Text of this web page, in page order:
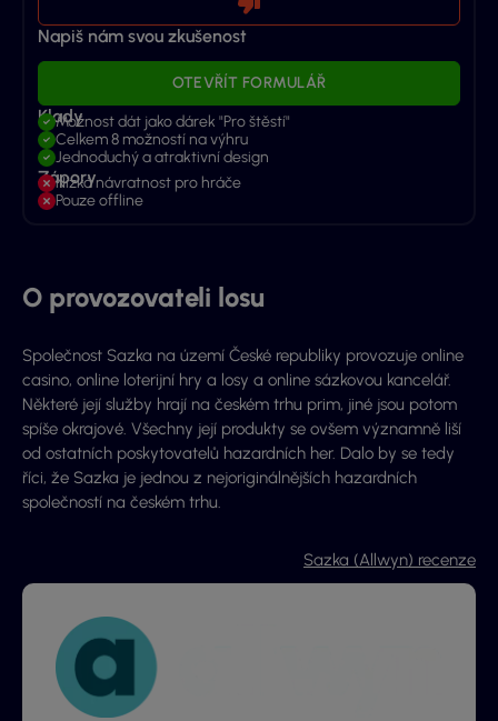
Napiš nám svou zkušenost
OTEVŘÍT FORMULÁŘ
Klady
Možnost dát jako dárek "Pro štěstí"
Celkem 8 možností na výhru
Jednoduchý a atraktivní design
Zápory
Nízká návratnost pro hráče
Pouze offline
O provozovateli losu
Společnost Sazka na území České republiky provozuje online
casino, online loterijní hry a losy a online sázkovou kancelář.
Některé její služby hrají na českém trhu prim, jiné jsou potom
spíše okrajové. Všechny její produkty se ovšem významně liší
od ostatních poskytovatelů hazardních her. Dalo by se tedy
říci, že Sazka je jednou z nejoriginálnějších hazardních
společností na českém trhu.
Sazka (Allwyn) recenze